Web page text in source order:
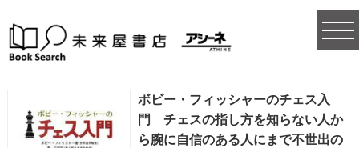
ボビー・フィッシャーのチェス入
門 チェスの指し方を知らない人か
ら腕に自信のある人にまで不世出の